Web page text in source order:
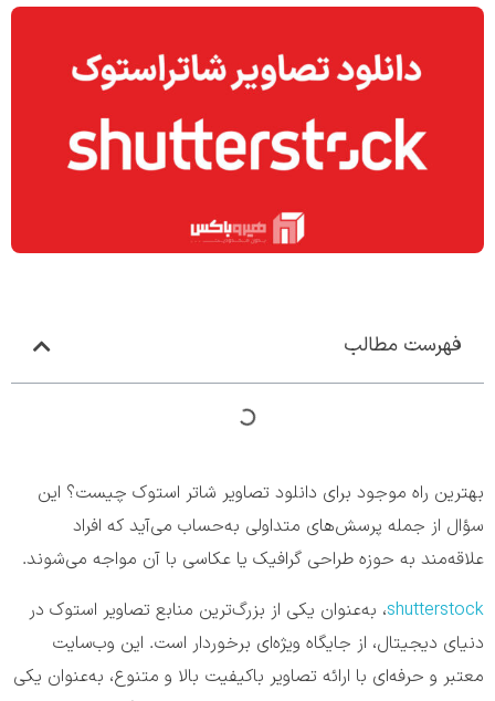
فهرست مطالب
بهترین راه موجود برای دانلود تصاویر شاتر استوک چیست؟ این
سؤال از جمله پرسش‌های متداولی به‌حساب می‌آید که افراد
علاقه‌مند به حوزه طراحی گرافیک یا عکاسی با آن مواجه می‌شوند.
shutterstock، به‌عنوان یکی از بزرگ‌ترین منابع تصاویر استوک در
دنیای دیجیتال، از جایگاه ویژه‌ای برخوردار است. این وب‌سایت
معتبر و حرفه‌ای با ارائه تصاویر باکیفیت بالا و متنوع، به‌عنوان یکی